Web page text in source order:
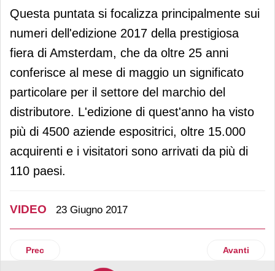
Questa puntata si focalizza principalmente sui
numeri dell'edizione 2017 della prestigiosa
fiera di Amsterdam, che da oltre 25 anni
conferisce al mese di maggio un significato
particolare per il settore del marchio del
distributore. L'edizione di quest'anno ha visto
più di 4500 aziende espositrici, oltre 15.000
acquirenti e i visitatori sono arrivati da più di
110 paesi.
VIDEO 23 Giugno 2017
Articolo precedente: Apo Conerpo intensifica le attività di
Prec Articolo
Avanti